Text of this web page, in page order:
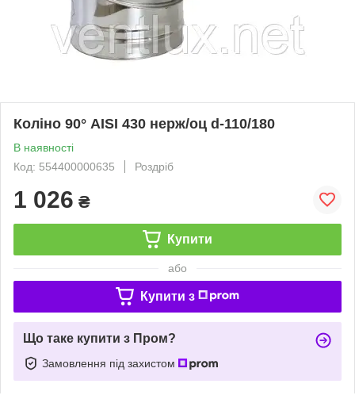
Коліно 90° AISI 430 нерж/оц d-110/180
В наявності
Код: 554400000635
Роздріб
1 026 ₴
Купити
або
Купити з
Що таке купити з Пром?
Замовлення під захистом